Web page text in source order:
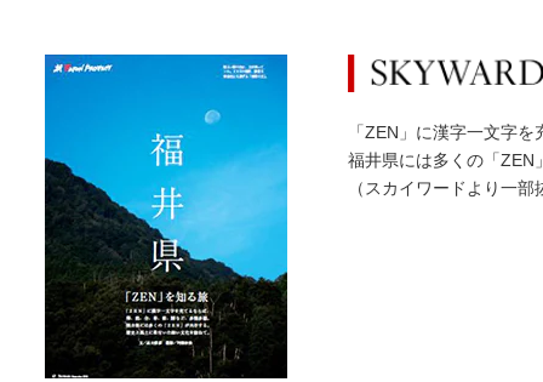
「ZEN」に漢字一文字
福井県には多くの「ZEN
（スカイワードより一部